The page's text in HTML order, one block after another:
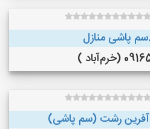
پاشی منازل
)
رشت (سم پاشی)